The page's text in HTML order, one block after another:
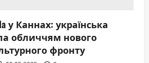
арії
та
романси”
–
шедеври
українських
у Каннах: українська
обличчям нового
фронту